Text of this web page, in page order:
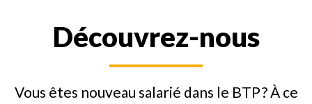
Découvrez-nous
Vous êtes nouveau salarié dans le BTP ? À ce